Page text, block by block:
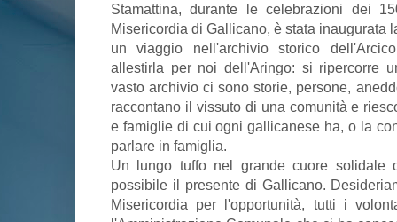
Stamattina, durante le celebrazioni dei
Misericordia di Gallicano, è stata inaugurata
un viaggio nell'archivio storico
allestirla per noi dell'Aringo: si ripercorre
vasto archivio ci sono storie, persone,
raccontano il vissuto di una comunità e
e famiglie di cui ogni gallicanese ha, o la
parlare in famiglia.
Un lungo tuffo nel grande cuore solidale
possibile il presente di Gallicano.
Misericordia per l'opportunità, tutti i